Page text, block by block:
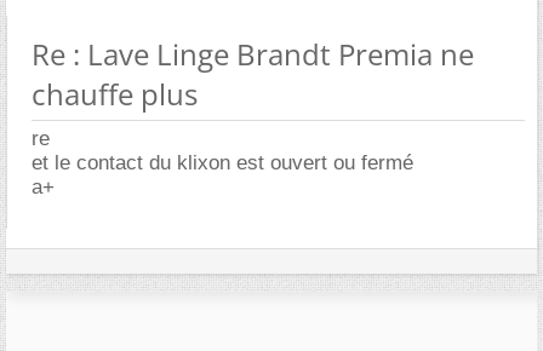
Re : Lave Linge Brandt Premia ne
chauffe plus
re
et le contact du klixon est ouvert ou fermé
a+